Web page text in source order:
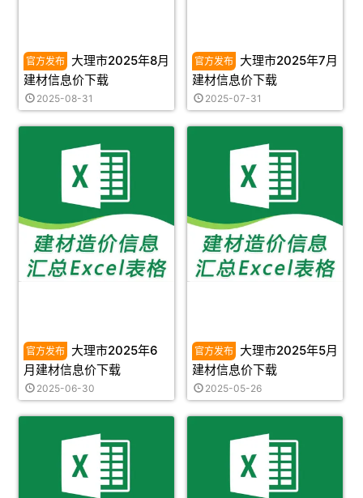
大理市2025年8月
建材信息价下载
2025-08-31
大理市2025年7月
建材信息价下载
2025-07-31
大理市2025年6
月建材信息价下载
2025-06-30
大理市2025年5月
建材信息价下载
2025-05-26